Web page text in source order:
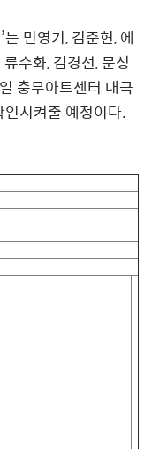
’는 민영기,김준현,에
류수화,김경선,문성
일 충무아트센터 대극
시켜줄 예정이다.